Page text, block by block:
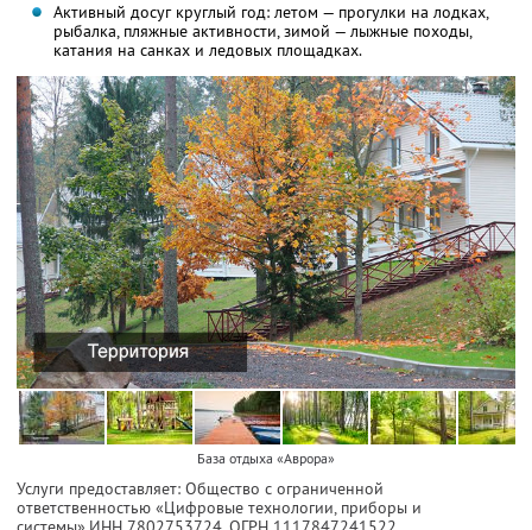
Активный досуг круглый год: летом — прогулки на лодках,
рыбалка, пляжные активности, зимой — лыжные походы,
катания на санках и ледовых площадках.
База отдыха «Аврора»
Услуги предоставляет: Общество с ограниченной
ответственностью «Цифровые технологии, приборы и